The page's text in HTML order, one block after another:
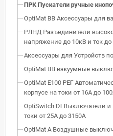
ПРК Пускатели ручные
OptiMat BB Аксессуары для
РЛНД Разъединители
напряжение до 10кВ и ток
Аксессуары для Устройств
OptiMat BB вакуумные
OptiMat E100 РЕГ
корпусе на токи от 16А до
OptiSwitch DI Выключатели и
токи от 25А до 3150А
OptiMat A Воздушные